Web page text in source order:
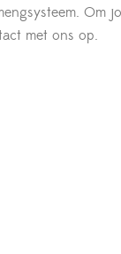
Om
met ons op.